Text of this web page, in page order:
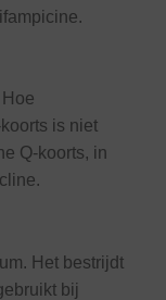
is niet
Q-koorts, in
Het bestrijdt
bij